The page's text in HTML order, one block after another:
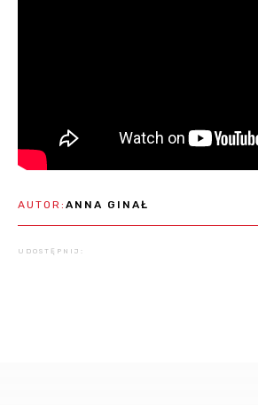
AUTOR: ANNA GINAŁ
UDOSTĘPNIJ: